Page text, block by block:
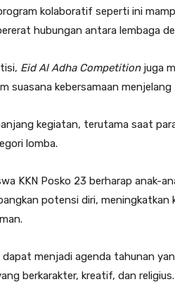
kolaboratif seperti ini
hubungan antara lembaga
Eid Al Adha Competitionjuga
suasana kebersamaan menjelang
kegiatan, terutama saat
lomba.
KKN Posko 23 berharap anak-
potensi diri, meningkatkan
dapat menjadi agenda tahunan
berkarakter, kreatif, dan religius.